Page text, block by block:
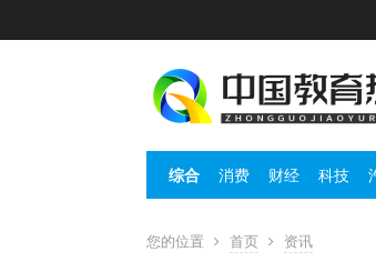
综合 消费 财经 科技
您的位置 首页 资讯